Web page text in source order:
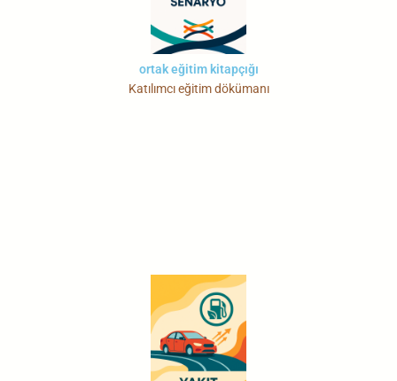
ortak eğitim kitapçığı
Katılımcı eğitim dökümanı